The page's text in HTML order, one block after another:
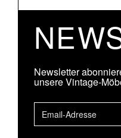
Newsletter
unsere Vintage-